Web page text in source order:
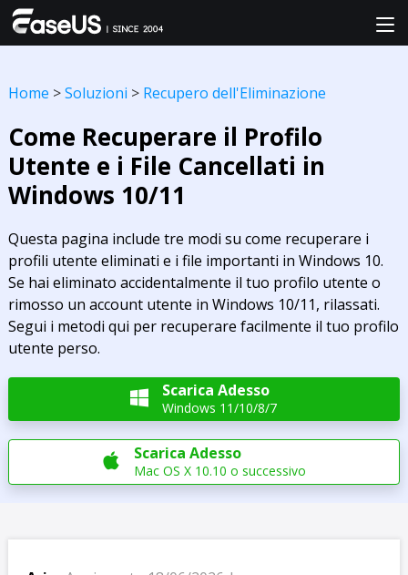
Home >Soluzioni > Recupero dell'Eliminazione
Come Recuperare il Profilo
Utente e i File Cancellati in
Windows 10/11
Questa pagina include tre modi su come recuperare i
profili utente eliminati e i file importanti in Windows 10.
Se hai eliminato accidentalmente il tuo profilo utente o
rimosso un account utente in Windows 10/11, rilassati.
Segui i metodi qui per recuperare facilmente il tuo profilo
utente perso.
 Scarica Adesso
Windows 11/10/8/7
 Scarica Adesso
Mac OS X 10.10 o successivo